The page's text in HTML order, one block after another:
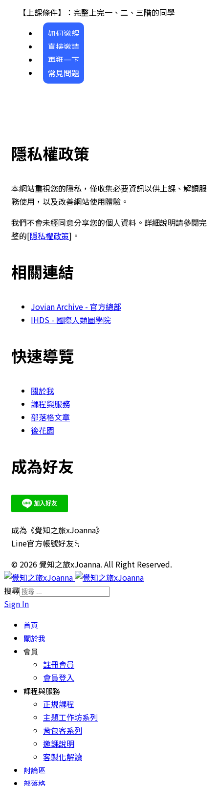
【上課條件】：完整上完一、二、三階的同學
如何邀課
直接邀請
再逛一下
常見問題
隱私權政策
本網站重視您的隱私，僅收集必要資訊以供上課、解讀服
務使用，以及改善網站使用體驗。
我們不會未經同意分享您的個人資料。詳細說明請參閱完
整的[隱私權政策]。
相關連結
Jovian Archive - 官方總部
IHDS - 國際人類圖學院
快速導覽
關於我
課程與服務
部落格文章
後花園
成為好友
成為《覺知之旅xJoanna》
Line官方帳號好友🫰
© 2026 覺知之旅xJoanna. All Right Reserved.
搜尋
Sign In
首頁
關於我
會員
註冊會員
會員登入
課程與服務
正規課程
主題工作坊系列
背包客系列
邀課說明
客製化解讀
討論區
部落格